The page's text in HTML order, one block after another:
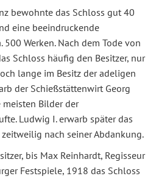
bewohnte das Schloss gut 40
eine beeindruckende
Werken. Nach dem Tode von
Schloss häufig den Besitzer, nur
lange im Besitz der adeligen
der Schießstättenwirt Georg
meisten Bilder der
Ludwig I. erwarb später das
nach seiner Abdankung.
bis Max Reinhardt, Regisseur
Festspiele, 1918 das Schloss